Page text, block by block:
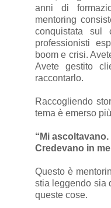
anni di
mentoring
conquistata sul
professionisti
boom e crisi.
Avete gestito
raccontarlo.
Raccogliendo
tema è emerso
“Mi
Credevano in
Questo è
stia leggendo sia
queste cose.